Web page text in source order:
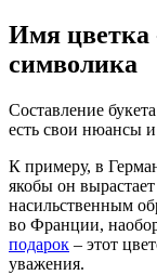
Имя цветка
символика
Составление
есть свои нюансы
К примеру, в
якобы он
насильственным
во Франции,
подарок – этот
уважения.